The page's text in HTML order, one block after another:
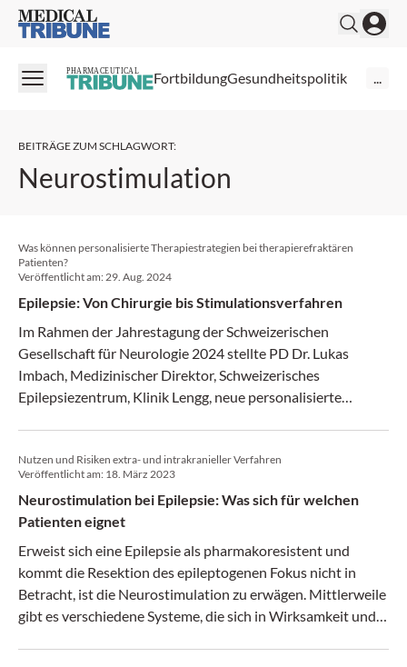
Medical Tribune
PHARMACEUTICAL FortbildungGesundheitspolitik ...
BEITRÄGE ZUM SCHLAGWORT:
Neurostimulation
Was können personalisierte Therapiestrategien bei therapierefraktären
Patienten?
Veröffentlicht am: 29. Aug. 2024
Epilepsie: Von Chirurgie bis Stimulationsverfahren
Im Rahmen der Jahrestagung der Schweizerischen
Gesellschaft für Neurologie 2024 stellte PD Dr. Lukas
Imbach, Medizinischer Direktor, Schweizerisches
Epilepsiezentrum, Klinik Lengg, neue personalisierte
vielversprechend stufte er die Epilepsiechirurgie und
Stimulationsverfahren wie die Vagusnervenstimulation
oder die tiefe Hirnstimulation ein.
Nutzen und Risiken extra- und intrakranieller Verfahren
Veröffentlicht am: 18. März 2023
Neurostimulation bei Epilepsie: Was sich für welchen
Patienten eignet
Erweist sich eine Epilepsie als pharmakoresistent und
kommt die Resektion des epileptogenen Fokus nicht in
Betracht, ist die Neurostimulation zu erwägen. Mittlerweile
gibt es verschiedene Systeme, die sich in Wirksamkeit und